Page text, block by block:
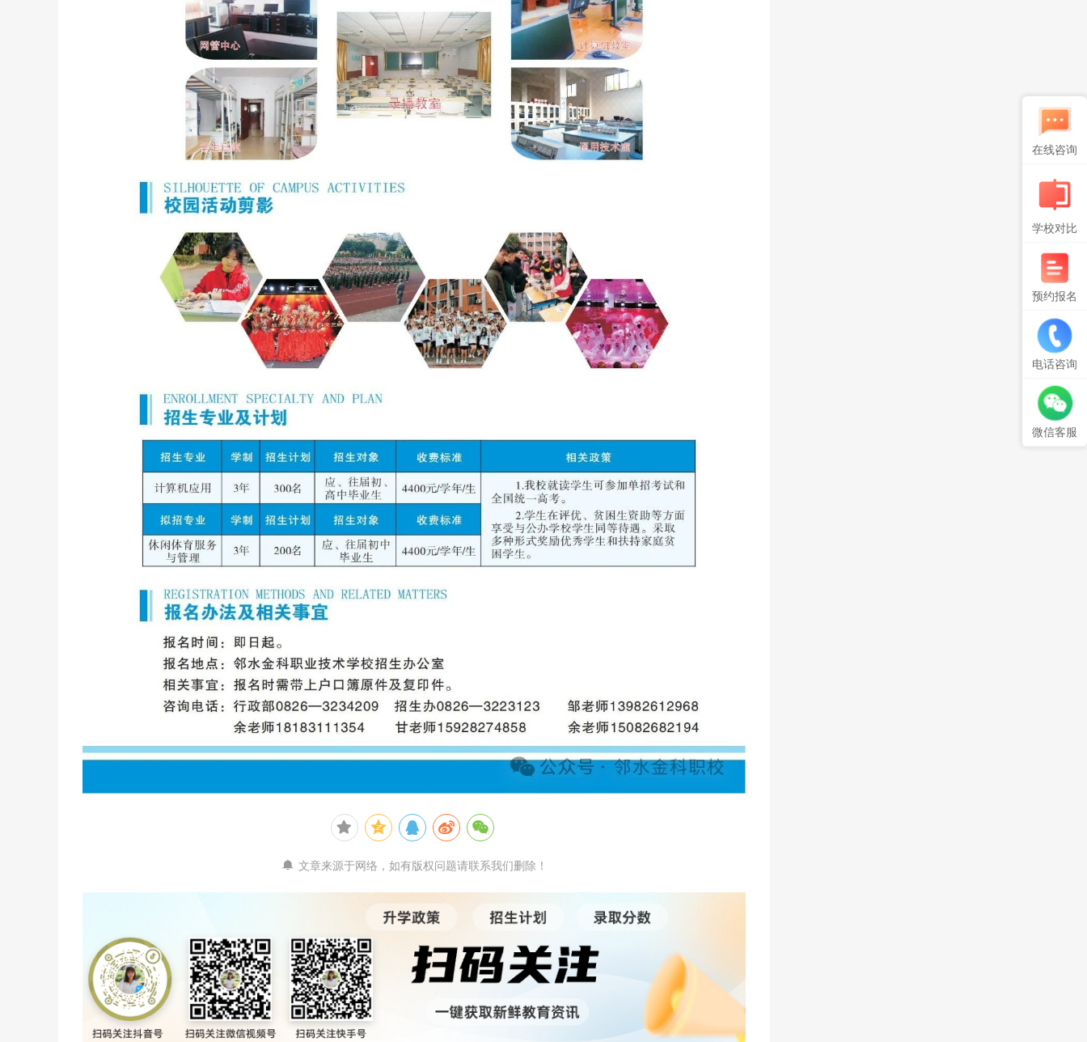
文章来源于网络，如有版权问题请联系我们删除！
在线咨询
学校对比
预约报名
电话咨询
微信客服